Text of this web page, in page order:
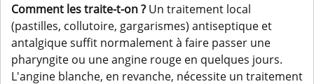
Comment les traite-t-on ? Un traitement local
(pastilles, collutoire, gargarismes) antiseptique et
antalgique suffit normalement à faire passer une
pharyngite ou une angine rouge en quelques jours.
L'angine blanche, en revanche, nécessite un traitement